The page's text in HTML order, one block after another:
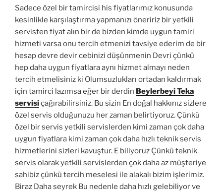
Sadece özel bir tamircisi his fiyatlarımız konusunda
kesinlikle karşılaştırma yapmanızı öneririz bir yetkili
servisten fiyat alın bir de bizden kimde uygun tamiri
hizmeti varsa onu tercih etmenizi tavsiye ederim de bir
hesap devre devir cebinizi düşünmenin Devri çünkü
hep daha uygun fiyatlara aynı hizmet almayı neden
tercih etmelisiniz ki Olumsuzlukları ortadan kaldırmak
için tamirci lazımsa eğer bir derdin Beylerbeyi Teka
servisiçağırabilirsiniz. Bu sizin En doğal hakkınız sizlere
özel servis olduğunuzu her zaman belirtiyoruz. Çünkü
özel bir servis yetkili servislerden kimi zaman çok daha
uygun fiyatlara kimi zaman çok daha hızlı teknik servis
hizmetlerini sizleri kavuştur. E biliyoruz Çünkü teknik
servis olarak yetkili servislerden çok daha az müşteriye
sahibiz çünkü tercih meselesi ile alakalı bizim işlerimiz.
Biraz Daha seyrek Bu nedenle daha hızlı gelebiliyor ve